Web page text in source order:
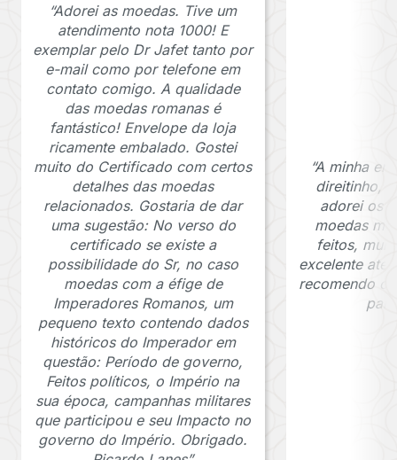
“Adorei as moedas. Tive um
atendimento nota 1000! E
exemplar pelo Dr Jafet tanto por
e-mail como por telefone em
contato comigo. A qualidade
das moedas romanas é
fantástico! Envelope da loja
ricamente embalado. Gostei
muito do Certificado com certos
detalhes das moedas
relacionados. Gostaria de dar
uma sugestão: No verso do
certificado se existe a
possibilidade do Sr, no caso
moedas com a éfige de
Imperadores Romanos, um
pequeno texto contendo dados
históricos do Imperador em
questão: Período de governo,
Feitos políticos, o Império na
sua época, campanhas militares
que participou e seu Impacto no
governo do Império. Obrigado.
“A minha
direitinho,
adorei os
moedas
feitos,
excelente
recomendo o